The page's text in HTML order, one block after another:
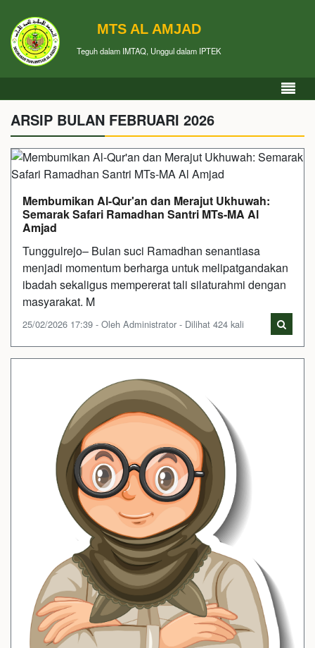
MTS AL AMJAD
Teguh dalam IMTAQ, Unggul dalam IPTEK
ARSIP BULAN FEBRUARI 2026
Membumikan Al-Qur'an dan Merajut Ukhuwah:
Semarak Safari Ramadhan Santri MTs-MA Al
Amjad
Tunggulrejo– Bulan suci Ramadhan senantiasa
menjadi momentum berharga untuk melipatgandakan
ibadah sekaligus mempererat tali silaturahmi dengan
masyarakat. M
25/02/2026 17:39 - Oleh Administrator - Dilihat 424 kali